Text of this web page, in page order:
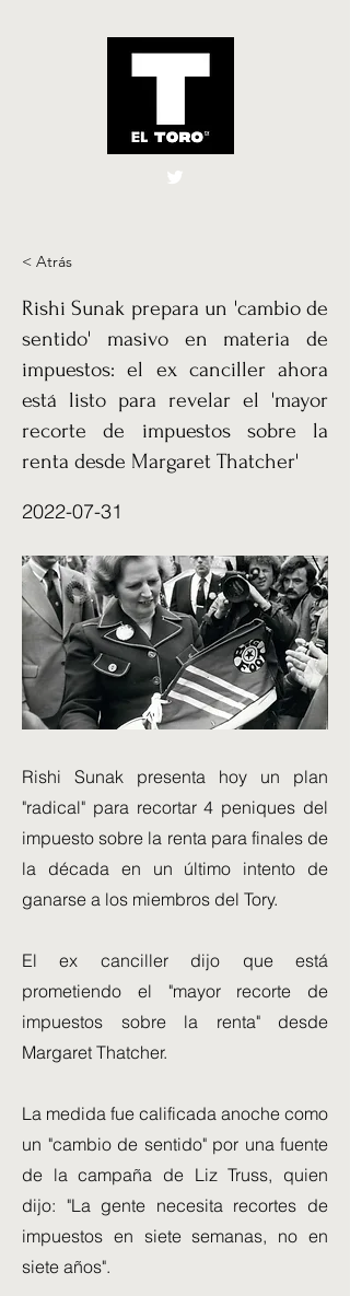
El Toro España
< Atrás
Rishi Sunak prepara un 'cambio de
sentido' masivo en materia de
impuestos: el ex canciller ahora
está listo para revelar el 'mayor
recorte de impuestos sobre la
renta desde Margaret Thatcher'
2022-07-31
Rishi Sunak presenta hoy un plan
"radical" para recortar 4 peniques del
impuesto sobre la renta para finales de
la década en un último intento de
ganarse a los miembros del Tory.
El ex canciller dijo que está
prometiendo el "mayor recorte de
impuestos sobre la renta" desde
Margaret Thatcher.
La medida fue calificada anoche como
un "cambio de sentido" por una fuente
de la campaña de Liz Truss, quien
dijo: "La gente necesita recortes de
impuestos en siete semanas, no en
siete años".